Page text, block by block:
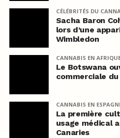
CÉLÉBRITÉS DU
Sacha Baron
lors d’une
Wimbledon
CANNABIS EN
Le Botswana
commerciale
CANNABIS EN
La première
usage médical
Canaries